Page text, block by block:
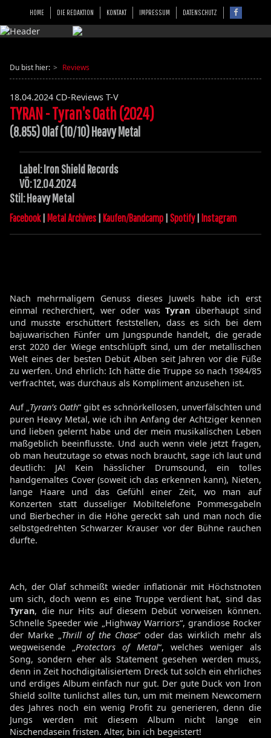
HOME DIE REDAKTION KONTAKT IMPRESSUM DATENSCHUTZ
Du bist hier: Reviews
18.04.2024 CD-Reviews T-V
TYRAN - Tyran’s Oath (2024)
(8.855) Olaf (10/10) Heavy Metal
Label: Iron Shield Records
VÖ: 12.04.2024
Stil: Heavy Metal
Facebook| Metal Archives | Kaufen/Bandcamp |Spotify| Instagram
Nach mehrmaligem Genuss dieses Juwels habe ich erst
einmal recherchiert, wer oder wasTyran überhaupt sind
und musste erschüttert feststellen, dass es sich bei dem
bajuwarischen Fünfer um Jungspunde handelt, die gerade
erst 2020 der Wiege entschlüpft sind, um der metallischen
Welt eines der besten Debüt Alben seit Jahren vor die Füße
zu werfen. Und ehrlich: Ich hätte die Truppe so nach 1984/85
verfrachtet, was durchaus als Kompliment anzusehen ist.
Auf „Tyran’s Oath“ gibt es schnörkellosen, unverfälschten und
puren Heavy Metal, wie ich ihn Anfang der Achtziger kennen
und lieben gelernt habe und der mein musikalischen Leben
maßgeblich beeinflusste. Und auch wenn viele jetzt fragen,
ob man heutzutage so etwas noch braucht, sage ich laut und
deutlich: JA! Kein hässlicher Drumsound, ein tolles
handgemaltes Cover (soweit ich das erkennen kann), Nieten,
lange Haare und das Gefühl einer Zeit, wo man auf
Konzerten statt dusseliger Mobiltelefone Pommesgabeln
und Bierbecher in die Höhe gereckt sah und man noch die
selbstgedrehten Schwarzer Krauser vor der Bühne rauchen
durfte.
Ach, der Olaf schmeißt wieder inflationär mit Höchstnoten
um sich, doch wenn es eine Truppe verdient hat, sind das
Tyran, die nur Hits auf diesem Debüt vorweisen können.
Schnelle Speeder wie „Highway Warriors“, grandiose Rocker
der Marke „Thrill of the Chase“ oder das wirklich mehr als
wegweisende „Protectors of Metal“, welches weniger als
Song, sondern eher als Statement gesehen werden muss,
denn in Zeit hochdigitalisiertem Dreck tut solch ein ehrliches
und erdiges Album einfach nur gut. Der gute Duck von Iron
Shield sollte tunlichst alles tun, um mit meinem Newcomern
des Jahres noch ein wenig Profit zu generieren, denn die
Jungs werden mit diesem Album nicht lange ein
Nischendasein fristen. Alter, bin ich begeistert!